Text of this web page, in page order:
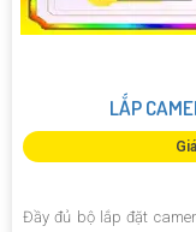
LẮP
Đầy đủ bộ lắp đặt